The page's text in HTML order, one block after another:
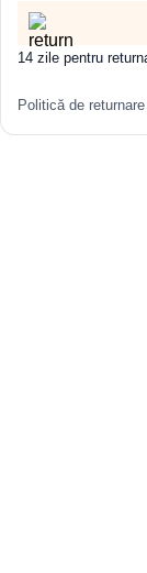
14 zile pentru
Politică de